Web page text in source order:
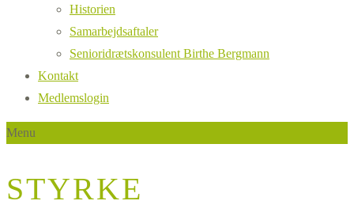
Historien
Samarbejdsaftaler
Senioridrætskonsulent Birthe Bergmann
Kontakt
Medlemslogin
Menu
STYRKE